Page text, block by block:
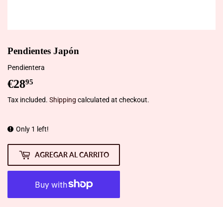
Pendientes Japón
Pendientera
€2895
Tax included. Shipping calculated at checkout.
Only 1 left!
AGREGAR AL CARRITO